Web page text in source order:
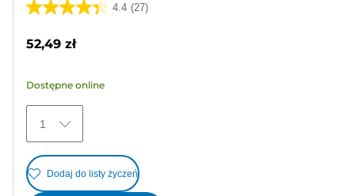
4.4 (27)
4.4
5
27
Recenzji
52,49 zł
Dostępne online
1
Dodaj do listy życzeń